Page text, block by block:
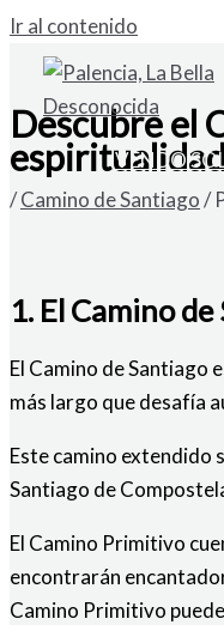
Ir al contenido
VENDO
Descubre el
espiritualidad
/Camino de Santiago/
1. El Camino
El Camino de Santiago
más largo que desafía
Este camino extendido
Santiago de
El Camino Primitivo
encontrarán
Camino Primitivo